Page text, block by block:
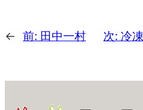
← 前: 田中一村 次: 冷